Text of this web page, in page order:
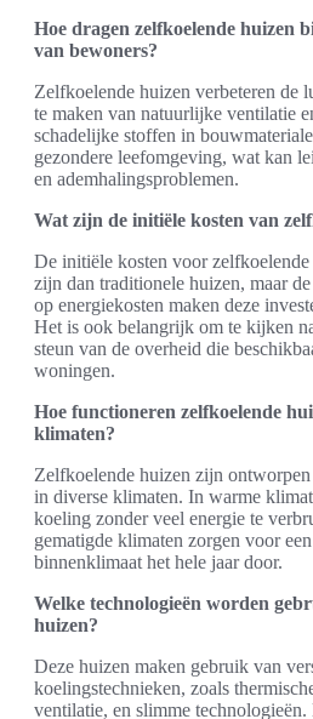
Hoe dragen zelfkoelende huizen
van bewoners?
Zelfkoelende huizen verbeteren de
te maken van natuurlijke ventilatie
schadelijke stoffen in
gezondere leefomgeving, wat kan
en ademhalingsproblemen.
Wat zijn de initiële kosten van
De initiële kosten voor
zijn dan traditionele huizen, maar
op energiekosten maken deze
Het is ook belangrijk om te kijken
steun van de overheid die
woningen.
Hoe functioneren zelfkoelende
klimaten?
Zelfkoelende huizen zijn
in diverse klimaten. In warme
koeling zonder veel energie te
gematigde klimaten zorgen voor
binnenklimaat het hele jaar door.
Welke technologieën worden
huizen?
Deze huizen maken gebruik van
koelingstechnieken, zoals
ventilatie, en slimme